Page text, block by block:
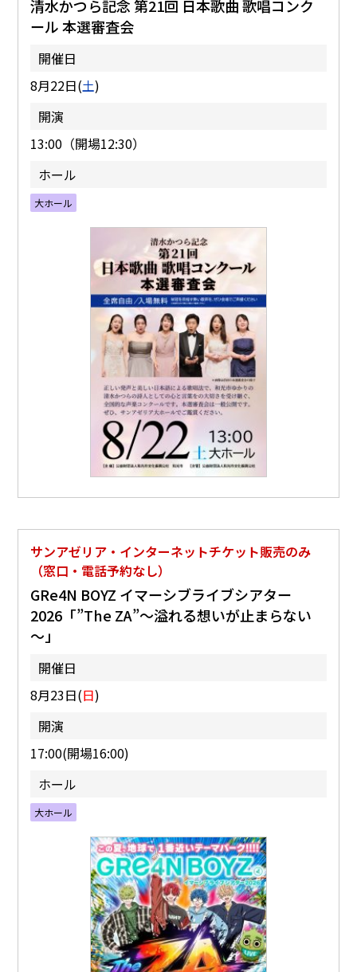
清水かつら記念 第21回 日本歌曲 歌唱コンク
ール 本選審査会
開催日
8月22日(土)
開演
13:00（開場12:30）
ホール
大ホール
サンアゼリア・インターネットチケット販売のみ
（窓口・電話予約なし）
GRe4N BOYZ イマーシブライブシアター
2026「”The ZA”～溢れる想いが止まらない
～」
開催日
8月23日(日)
開演
17:00(開場16:00)
ホール
大ホール